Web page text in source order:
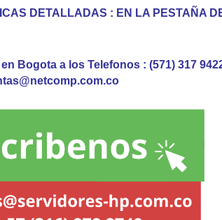
DETALLADAS : EN LA PESTAÑA
Bogota a los Telefonos : (571) 317